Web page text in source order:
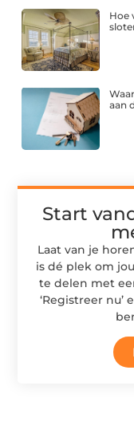
Hoe
aan
Start
Laat van je
is dé plek om
te delen met
‘Registreer